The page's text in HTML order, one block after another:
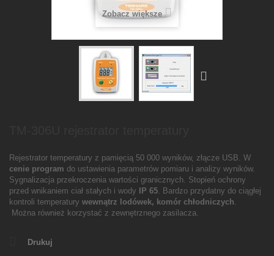
Zobacz większe
Rejestrator temperatury z pamięcią 50 000 wyników, złącze USB. W
cenie program do ustawienia parametrów pomiaru i analizy wyników.
Sygnalizacja przekroczenia wartości granicznych. Stopień ochrony
przed wnikaniem ciał stałych i wody
IP 65. Bardzo przydatny do ciągłej
kontroli temperatury wewnątrz lodówek, komór chłodniczych.
Można również korzystać z zewnętrznego zasilacza.
Drukuj